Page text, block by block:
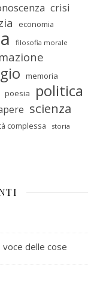
crisi
economia
filosofia morale
memoria
poesia politica
scienza
complessa storia
voce delle cose